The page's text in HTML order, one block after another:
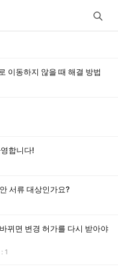
이동하지 않을 때 해결 방법
합니다!
서류 대상인가요?
뀌면 변경 허가를 다시 받아야
1